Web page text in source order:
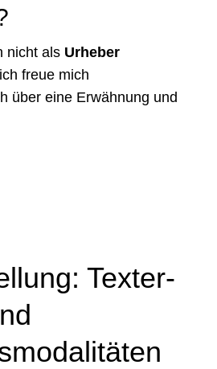
nicht als Urheber
freue mich
über eine Erwähnung und
Texter-